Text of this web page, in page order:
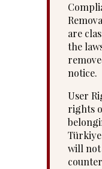
are
the
notice.
User
rights
will not